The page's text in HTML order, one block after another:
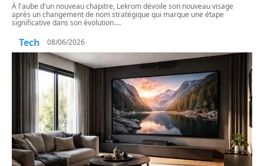
À l'aube d'un nouveau chapitre, Lekrom dévoile son nouveau visage
après un changement de nom stratégique qui marque une étape
significative dans son évolution.…
Tech 08/06/2026